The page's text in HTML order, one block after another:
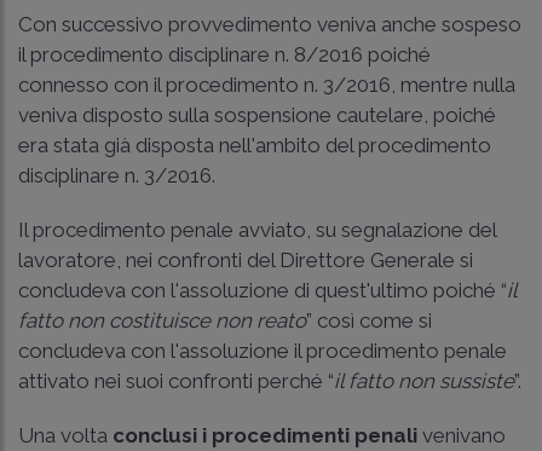
Con successivo provvedimento veniva anche sospeso
il procedimento disciplinare n. 8/2016 poiché
connesso con il procedimento n. 3/2016, mentre nulla
veniva disposto sulla sospensione cautelare, poiché
era stata già disposta nell'ambito del procedimento
disciplinare n. 3/2016.
Il procedimento penale avviato, su segnalazione del
lavoratore, nei confronti del Direttore Generale si
concludeva con l'assoluzione di quest'ultimo poiché “il
fatto non costituisce non reato” così come si
concludeva con l'assoluzione il procedimento penale
attivato nei suoi confronti perché “il fatto non sussiste”.
Una volta conclusi i procedimenti penali venivano